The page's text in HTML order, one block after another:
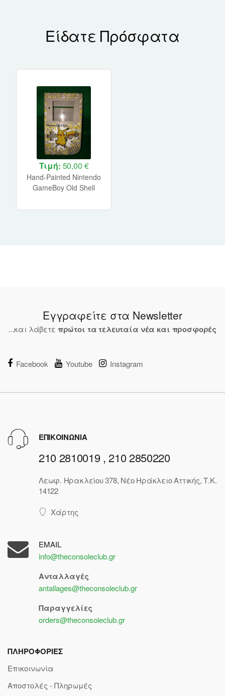
Είδατε Πρόσφατα
Τιμή: 50,00 €
Hand-Painted Nintendo
GameBoy Old Shell
Εγγραφείτε στα Newsletter
...και λάβετε πρώτοι τα τελευταία νέα και προσφορές
Facebook Youtube Instagram
ΕΠΙΚΟΙΝΩΝΙΑ
210 2810019 , 210 2850220
Λεωφ. Ηρακλείου 378, Νέο Ηράκλειο Αττικής, Τ.Κ.
14122
Χάρτης
EMAIL
info@theconsoleclub.gr
Ανταλλαγές
antallages@theconsoleclub.gr
Παραγγελίες
orders@theconsoleclub.gr
ΠΛΗΡΟΦΟΡΙΕΣ
Επικοινωνία
Αποστολές - Πληρωμές